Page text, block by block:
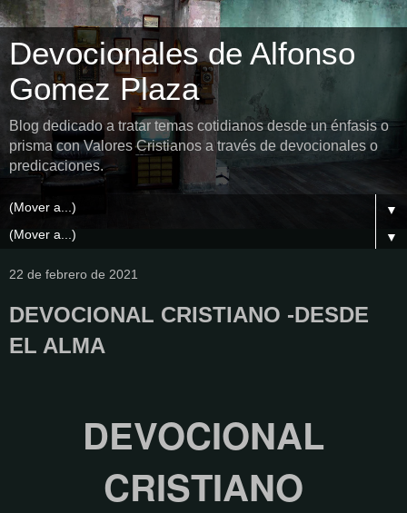
Devocionales de Alfonso
Gomez Plaza
Blog dedicado a tratar temas cotidianos desde un énfasis o
prisma con Valores Cristianos a través de devocionales o
predicaciones.
▼
▼
22 de febrero de 2021
DEVOCIONAL CRISTIANO -DESDE
EL ALMA
DEVOCIONAL
CRISTIANO